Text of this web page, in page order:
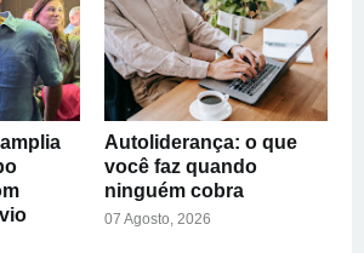
Autoliderança: o que
você faz quando
ninguém cobra
07 Agosto, 2026